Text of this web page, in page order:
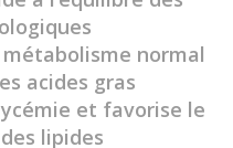
normal
acides gras
et favorise le
lipides